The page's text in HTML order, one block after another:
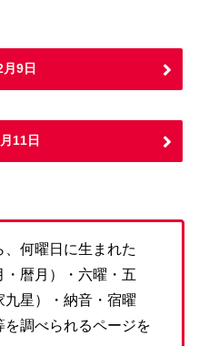
9日
11日
何曜日に生まれた
暦月）・六曜・五
星）・納音・宿曜
を調べられるページを